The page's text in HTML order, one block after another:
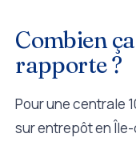
Combien
rapporte ?
Pour une centrale
sur entrepôt en